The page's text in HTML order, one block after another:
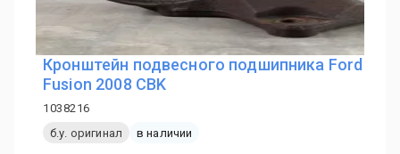
Кронштейн подвесного подшипника Ford
Fusion 2008 CBK
1038216
б.у. оригинал
в наличии